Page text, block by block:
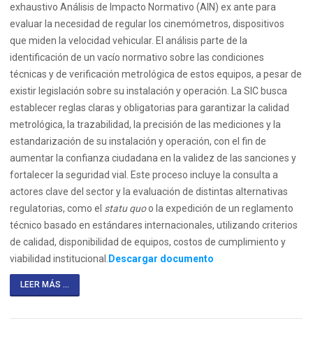
exhaustivo Análisis de Impacto Normativo (AIN) ex ante para
evaluar la necesidad de regular los cinemómetros, dispositivos
que miden la velocidad vehicular. El análisis parte de la
identificación de un vacío normativo sobre las condiciones
técnicas y de verificación metrológica de estos equipos, a pesar de
existir legislación sobre su instalación y operación. La SIC busca
establecer reglas claras y obligatorias para garantizar la calidad
metrológica, la trazabilidad, la precisión de las mediciones y la
estandarización de su instalación y operación, con el fin de
aumentar la confianza ciudadana en la validez de las sanciones y
fortalecer la seguridad vial. Este proceso incluye la consulta a
actores clave del sector y la evaluación de distintas alternativas
regulatorias, como el statu quoo la expedición de un reglamento
técnico basado en estándares internacionales, utilizando criterios
de calidad, disponibilidad de equipos, costos de cumplimiento y
viabilidad institucional.
Descargar documento
LEER MÁS ...